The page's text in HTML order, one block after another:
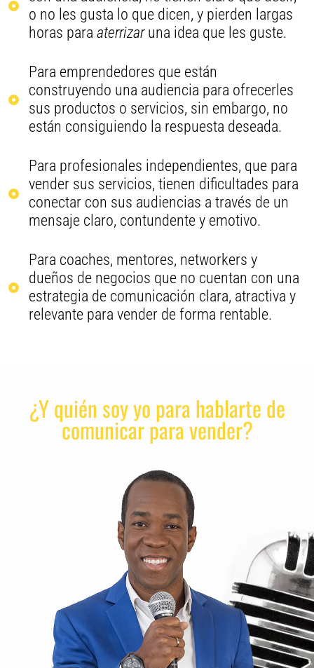
o no les gusta lo que dicen, y pierden largas
horas para aterrizaruna idea que les guste.
Para emprendedores que están
construyendo una audiencia para ofrecerles
sus productos o servicios, sin embargo, no
están consiguiendo la respuesta deseada.
Para profesionales independientes, que para
vender sus servicios, tienen dificultades para
conectar con sus audiencias a través de un
mensaje claro, contundente y emotivo.
Para coaches, mentores, networkers y
dueños de negocios que no cuentan con una
estrategia de comunicación clara, atractiva y
relevante para vender de forma rentable.
¿Y quién soy yo para hablarte de
comunicar para vender?